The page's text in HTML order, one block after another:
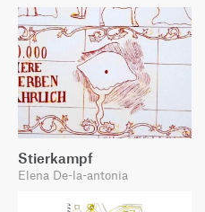
Stierkampf
Elena De-la-antonia